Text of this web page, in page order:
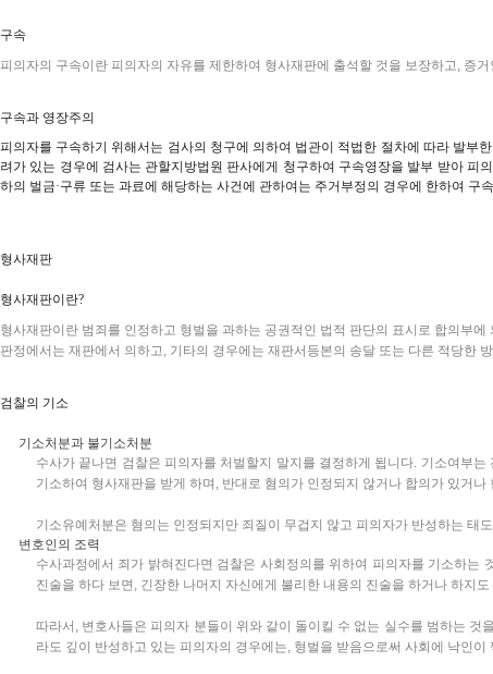
구속
피의자의 구속이란 피의자의 자유를 제한하여 형사재판에 출석할 것을 보장하고, 증
구속과 영장주의
피의자를 구속하기 위해서는 검사의 청구에 의하여 법관이 적법한 절차에 따라 발부
려가 있는 경우에 검사는 관할지방법원 판사에게 청구하여 구속영장을 발부 받아 피
하의 벌금·구류 또는 과료에 해당하는 사건에 관하여는 주거부정의 경우에 한하여 구
형사재판
형사재판이란?
형사재판이란 범죄를 인정하고 형벌을 과하는 공권적인 법적 판단의 표시로 합의부
판정에서는 재판에서 의하고, 기타의 경우에는 재판서등본의 송달 또는 다른 적당한
검찰의 기소
기소처분과 불기소처분
수사가 끝나면 검찰은 피의자를 처벌할지 말지를 결정하게 됩니다. 기소여부
기소하여 형사재판을 받게 하며, 반대로 혐의가 인정되지 않거나 합의가 있거
기소유예처분은 혐의는 인정되지만 죄질이 무겁지 않고 피의자가 반성하는 태
변호인의 조력
수사과정에서 죄가 밝혀진다면 검찰은 사회정의를 위하여 피의자를 기소하
진술을 하다 보면, 긴장한 나머지 자신에게 불리한 내용의 진술을 하거나 하지
따라서, 변호사들은 피의자 분들이 위와 같이 돌이킬 수 없는 실수를 범하는
라도 깊이 반성하고 있는 피의자의 경우에는, 형벌을 받음으로써 사회에 낙인